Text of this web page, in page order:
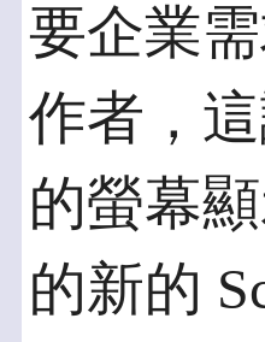
要企業
作者，
的螢幕
的新的